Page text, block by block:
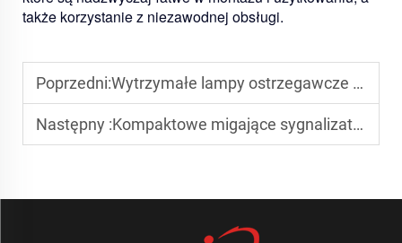
także korzystanie z niezawodnej obsługi.
Poprzedni:Wytrzymałe lampy ostrzegawcze LED do zastosowań w górnictwie i na sprzęcie ciężkim
Następny :Kompaktowe migające sygnalizatory LED do urządzeń o ograniczonej przestrzeni montażowej